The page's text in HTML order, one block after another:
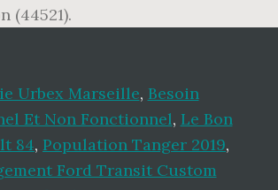
(44521).
Urbex Marseille, Besoin
Et Non Fonctionnel, Le Bon
84, Population Tanger 2019,
Ford Transit Custom